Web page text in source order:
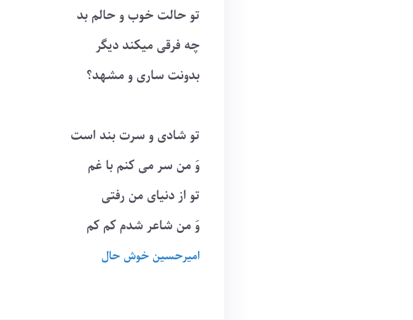
تو حالت خوب و حالم بد
چه فرقی میکند دیگر
بدونت ساری و مشهد؟
تو شادی و سرت بند است
وَ من سر می کنم با غم
تو از دنیای من رفتی
وَ من شاعر شدم کم کم
امیرحسین خوش حال